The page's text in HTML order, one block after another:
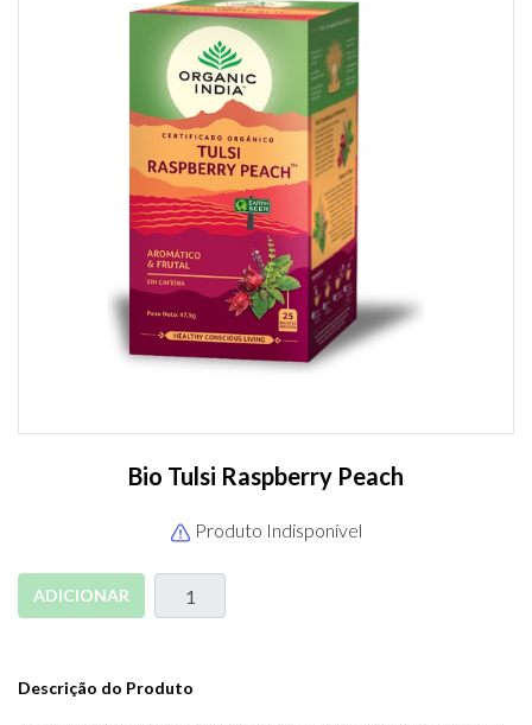
Bio Tulsi Raspberry Peach
Produto Indisponível
ADICIONAR
Descrição do Produto